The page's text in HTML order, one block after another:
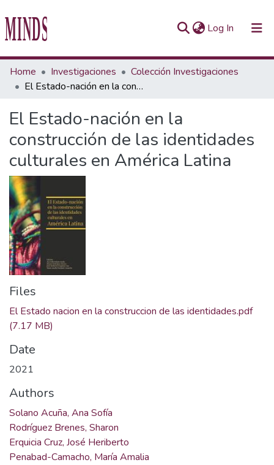
Log In (current)
Communities & Collections
All of Repository UTEC
Statistics
Home Investigaciones
Colección Investigaciones
El Estado-nación en la construcción de las identidades culturales en América Latina
El Estado-nación en la
construcción de las identidades
culturales en América Latina
Files
El Estado nacion en la construccion de las identidades.pdf
(7.17 MB)
Date
2021
Authors
Solano Acuña, Ana Sofía
Rodríguez Brenes, Sharon
Erquicia Cruz, José Heriberto
Penabad-Camacho, María Amalia